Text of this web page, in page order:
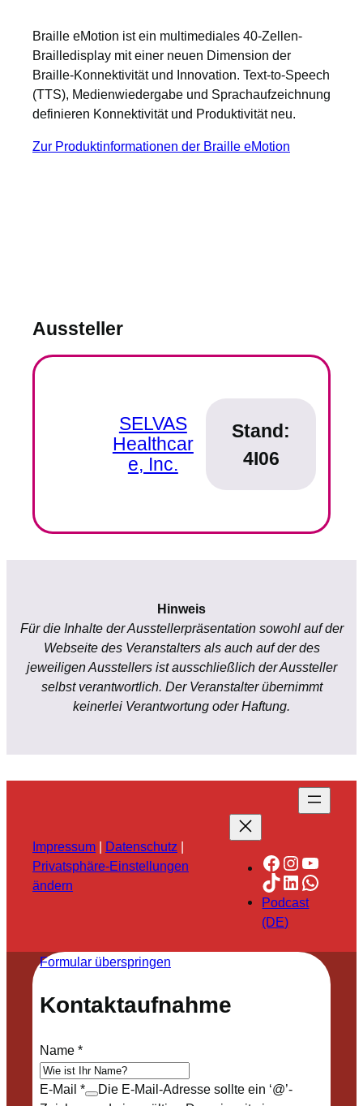
Braille eMotion ist ein multimediales 40-Zellen-
Brailledisplay mit einer neuen Dimension der
Braille-Konnektivität und Innovation. Text-to-Speech
(TTS), Medienwiedergabe und Sprachaufzeichnung
definieren Konnektivität und Produktivität neu.
Zur Produktinformationen der Braille eMotion
Aussteller
SELVAS
Healthcar
e, Inc.
Stand:
4I06
Hinweis
Für die Inhalte der Ausstellerpräsentation sowohl auf der
Webseite des Veranstalters als auch auf der des
jeweiligen Ausstellers ist ausschließlich der Aussteller
selbst verantwortlich. Der Veranstalter übernimmt
keinerlei Verantwortung oder Haftung.
Impressum Datenschutz
Privatsphäre-Einstellungen
ändern
Facebook
TikTok
LinkedIn
Podcast
(DE)
Formular überspringen
Kontaktaufnahme
Name*
E-Mail *
Die E-Mail-Adresse sollte ein ‘@’-